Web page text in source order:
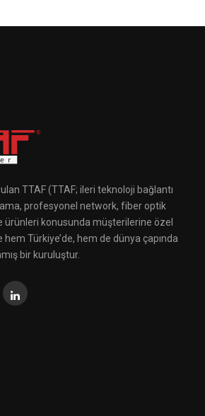
TTAF (TTAF; ileri teknoloji bağlantı
profesyonel network, fiber optik
ürünleri konusunda müşterilerine özel
Türkiye’de, hem de dünya çapında
bir kuruluştur.